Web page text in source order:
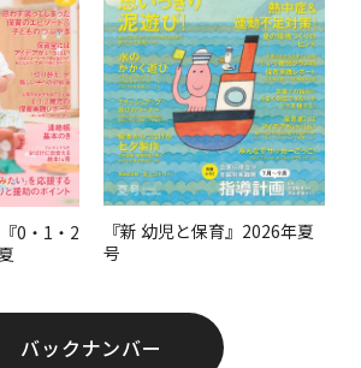
0・1・2
『新 幼児と保育』2026年夏
号
バックナンバー